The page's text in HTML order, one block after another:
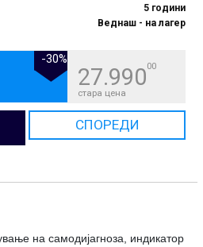
5 години
Веднаш - на лагер
-30%
27.99000
стара цена
СПОРЕДИ
на самодијагноза, индикатор